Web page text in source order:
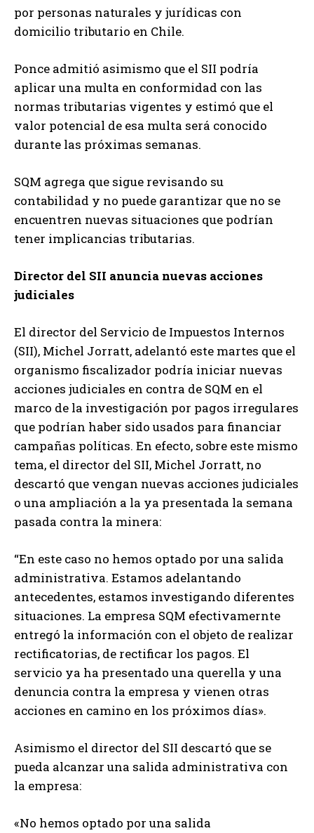
por personas naturales y jurídicas con
domicilio tributario en Chile.
Ponce admitió asimismo que el SII podría
aplicar una multa en conformidad con las
normas tributarias vigentes y estimó que el
valor potencial de esa multa será conocido
durante las próximas semanas.
SQM agrega que sigue revisando su
contabilidad y no puede garantizar que no se
encuentren nuevas situaciones que podrían
tener implicancias tributarias.
Director del SII anuncia nuevas acciones
judiciales
El director del Servicio de Impuestos Internos
(SII), Michel Jorratt, adelantó este martes que el
organismo fiscalizador podría iniciar nuevas
acciones judiciales en contra de SQM en el
marco de la investigación por pagos irregulares
que podrían haber sido usados para financiar
campañas políticas. En efecto, sobre este mismo
tema, el director del SII, Michel Jorratt, no
descartó que vengan nuevas acciones judiciales
o una ampliación a la ya presentada la semana
pasada contra la minera:
“En este caso no hemos optado por una salida
administrativa. Estamos adelantando
antecedentes, estamos investigando diferentes
situaciones. La empresa SQM efectivamernte
entregó la información con el objeto de realizar
rectificatorias, de rectificar los pagos. El
servicio ya ha presentado una querella y una
denuncia contra la empresa y vienen otras
acciones en camino en los próximos días».
Asimismo el director del SII descartó que se
pueda alcanzar una salida administrativa con
la empresa:
«No hemos optado por una salida